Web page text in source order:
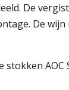
De
De
stokken